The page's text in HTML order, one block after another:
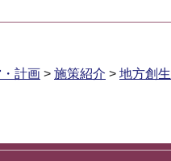
計画 > 施策紹介 > 地方創生